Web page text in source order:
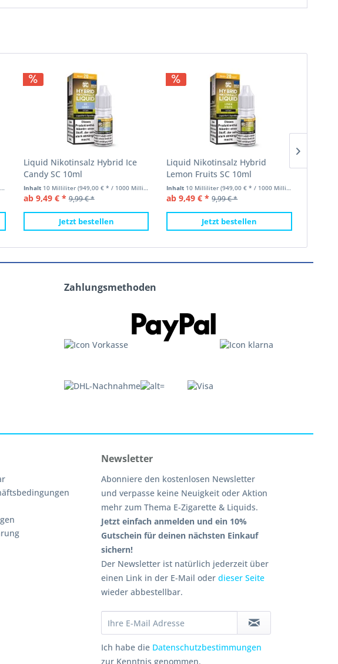
Liquid Nikotinsalz Hybrid Ice
Candy SC 10ml
Inhalt 10 Milliliter (949,00 € * / 1000 Milliliter)
ab 9,49 € * 9,99 € *
Jetzt bestellen
Liquid Nikotinsalz Hybrid
Lemon Fruits SC 10ml
Inhalt 10 Milliliter(949,00 € * / 1000 Milliliter)
ab 9,49 € * 9,99 € *
Jetzt bestellen
Zahlungsmethoden
Newsletter
Abonniere den kostenlosen Newsletter
und verpasse keine Neuigkeit oder Aktion
mehr zum Thema E-Zigarette & Liquids.
Jetzt einfach anmelden und ein 10%
Gutschein für deinen nächsten Einkauf
sichern!
Der Newsletter ist natürlich jederzeit über
einen Link in der E-Mail oderdieser Seite
wieder abbestellbar.
Ich habe die Datenschutzbestimmungen
zur Kenntnis genommen.